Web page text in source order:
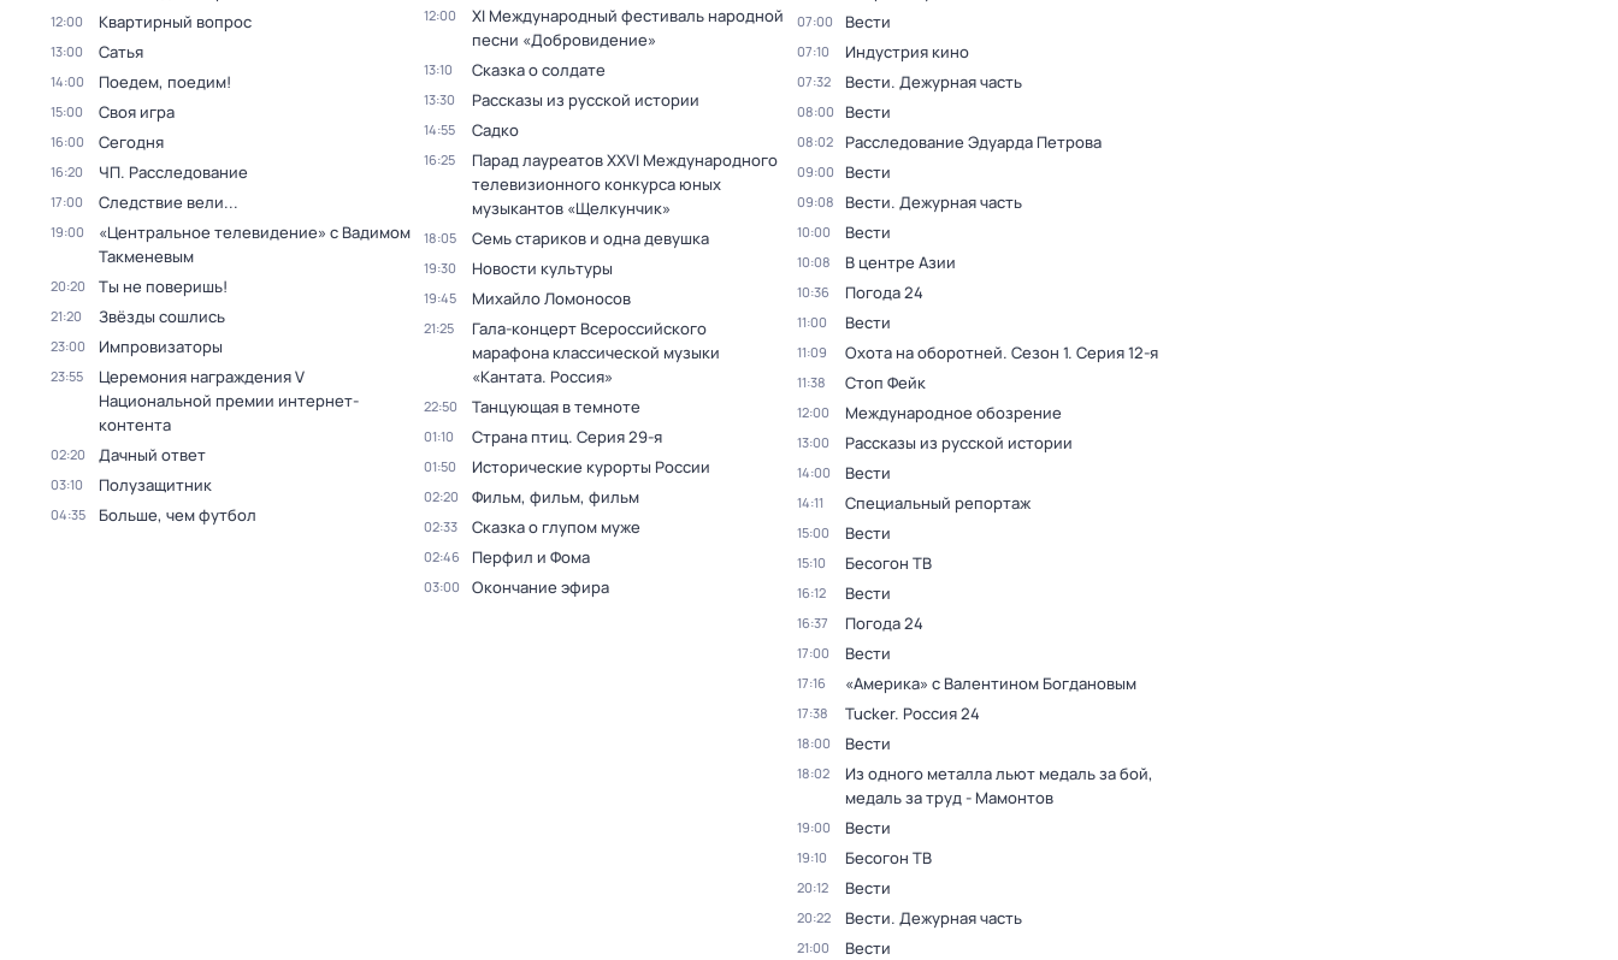
12:00 Квартирный вопрос
13:00 Сатья
14:00 Поедем, поедим!
15:00 Своя игра
16:00 Сегодня
16:20 ЧП. Расследование
17:00 Следствие вели...
19:00
«Центральное телевидение» с Вадимом
Такменевым
20:20 Ты не поверишь!
21:20 Звёзды сошлись
23:00 Импровизаторы
23:55
Церемония награждения V
Национальной премии интернет-
контента
02:20 Дачный ответ
03:10 Полузащитник
04:35 Больше, чем футбол
12:00
XI Международный фестиваль народной
песни «Добровидение»
13:10 Сказка о солдате
13:30 Рассказы из русской истории
14:55 Садко
16:25
Парад лауреатов XXVI Международного
телевизионного конкурса юных
музыкантов «Щелкунчик»
18:05 Семь стариков и одна девушка
19:30 Новости культуры
19:45 Михайло Ломоносов
21:25
Гала-концерт Всероссийского
марафона классической музыки
«Кантата. Россия»
22:50 Танцующая в темноте
01:10 Страна птиц. Серия 29-я
01:50 Исторические курорты России
02:20 Фильм, фильм, фильм
02:33 Сказка о глупом муже
02:46 Перфил и Фома
03:00 Окончание эфира
07:00 Вести
07:10 Индустрия кино
07:32 Вести. Дежурная часть
08:00 Вести
08:02 Расследование Эдуарда Петрова
09:00 Вести
09:08 Вести. Дежурная часть
10:00 Вести
10:08 В центре Азии
10:36 Погода 24
11:00 Вести
11:09 Охота на оборотней. Сезон 1. Серия 12-я
11:38 Стоп Фейк
12:00 Международное обозрение
13:00 Рассказы из русской истории
14:00 Вести
14:11 Специальный репортаж
15:00 Вести
15:10 Бесогон ТВ
16:12 Вести
16:37 Погода 24
17:00 Вести
17:16 «Америка» с Валентином Богдановым
17:38 Tucker. Россия 24
18:00 Вести
18:02
Из одного металла льют медаль за бой,
медаль за труд - Мамонтов
19:00 Вести
19:10 Бесогон ТВ
20:12 Вести
20:22 Вести. Дежурная часть
21:00 Вести